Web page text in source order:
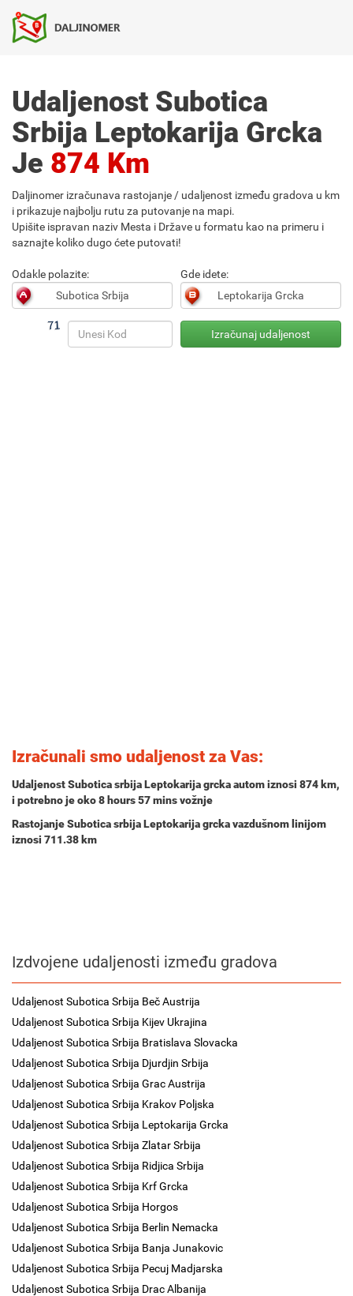
Udaljenost Subotica
Srbija Leptokarija Grcka
Je 874 Km
Daljinomer izračunava rastojanje / udaljenost između gradova u km
i prikazuje najbolju rutu za putovanje na mapi.
Upišite ispravan naziv Mesta i Države u formatu kao na primeru i
saznajte koliko dugo ćete putovati!
Odakle polazite: Gde idete:
Izračunali smo udaljenost za Vas:
Udaljenost Subotica srbija Leptokarija grcka autom iznosi 874 km,
i potrebno je oko8 hours 57 minsvožnje
Rastojanje Subotica srbija Leptokarija grcka vazdušnom linijom
iznosi 711.38 km
Izdvojene udaljenosti između gradova
Udaljenost Subotica Srbija Beč Austrija
Udaljenost Subotica Srbija Kijev Ukrajina
Udaljenost Subotica Srbija Bratislava Slovacka
Udaljenost Subotica Srbija Djurdjin Srbija
Udaljenost Subotica Srbija Grac Austrija
Udaljenost Subotica Srbija Krakov Poljska
Udaljenost Subotica Srbija Leptokarija Grcka
Udaljenost Subotica Srbija Zlatar Srbija
Udaljenost Subotica Srbija Ridjica Srbija
Udaljenost Subotica Srbija Krf Grcka
Udaljenost Subotica Srbija Horgos
Udaljenost Subotica Srbija Berlin Nemacka
Udaljenost Subotica Srbija Banja Junakovic
Udaljenost Subotica Srbija Pecuj Madjarska
Udaljenost Subotica Srbija Drac Albanija